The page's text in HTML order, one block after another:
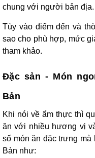
chung với người bản địa.
Tùy vào điểm đến và
sao cho phù hợp, mức
tham khảo.
Đặc sản - Món
Bản
Khi nói về ẩm thực thì
ăn với nhiều hương vị
số món ăn đặc trưng
Bản như: